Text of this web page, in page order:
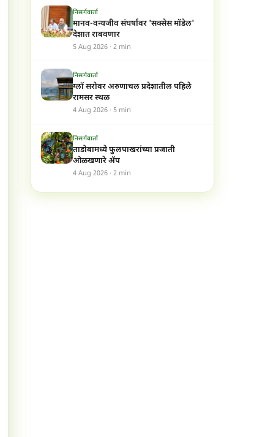
निसर्गवार्ता
मानव-वन्यजीव संघर्षावर 'सक्सेस मॉडेल'
देशात राबवणार
5 Aug 2026 · 2 min
निसर्गवार्ता
ग्लॉ सरोवर अरुणाचल प्रदेशातील पहिले
रामसर स्थळ
4 Aug 2026 · 5 min
निसर्गवार्ता
ताडोबामध्ये फुलपाखरांच्या प्रजाती
ओळखणारे ॲप
4 Aug 2026 · 2 min